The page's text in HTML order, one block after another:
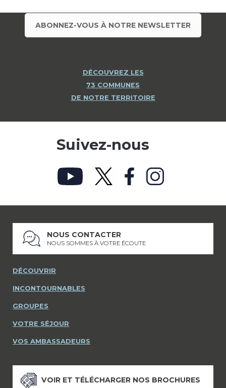
ABONNEZ-VOUS À NOTRE NEWSLETTER
DÉCOUVREZ LES
73 COMMUNES
DE NOTRE TERRITOIRE
Suivez-nous
NOUS CONTACTER
NOUS SOMMES À VOTRE ÉCOUTE
DÉCOUVRIR
INCONTOURNABLES
GROUPES
VOTRE SÉJOUR
VOS AMBASSADEURS
VOIR ET TÉLÉCHARGER NOS BROCHURES